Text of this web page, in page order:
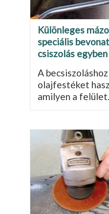
Különleges
speciális
csiszolás egyben
A
olajfestéket
amilyen a